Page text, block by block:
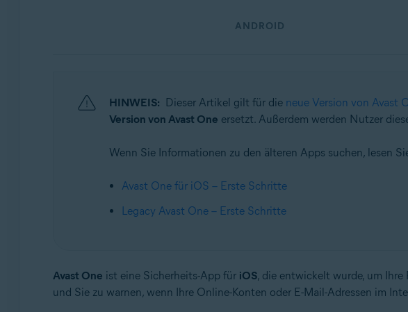
ANDROID
HINWEIS: Dieser Artikel gilt für die neue Version von Avast
Version von Avast One ersetzt. Außerdem werden Nutzer
Wenn Sie Informationen zu den älteren Apps suchen, lesen
Avast One für iOS – Erste Schritte
Legacy Avast One – Erste Schritte
Avast One ist eine Sicherheits-App für iOS, die entwickelt wurde, um Ihre
und Sie zu warnen, wenn Ihre Online-Konten oder E-Mail-Adressen im